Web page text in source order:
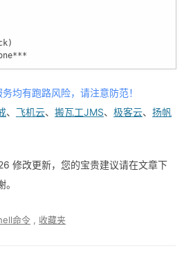
均有跑路风险，请注意防范！
、 飞机云、 搬瓦工JMS、 极客云、 扬帆
修改更新，您的宝贵建议请在文章下
命令 收藏夹